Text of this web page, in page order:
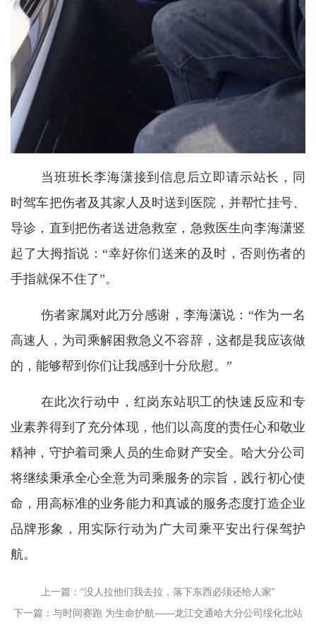
当班班长李海潇接到信息后立即请示站长，同
时驾车把伤者及其家人及时送到医院，并帮忙挂号、
导诊，直到把伤者送进急救室，急救医生向李海潇竖
起了大拇指说：“幸好你们送来的及时，否则伤者的
手指就保不住了”。
伤者家属对此万分感谢，李海潇说：“作为一名
高速人，为司乘解困救急义不容辞，这都是我应该做
的，能够帮到你们让我感到十分欣慰。”
在此次行动中，红岗东站职工的快速反应和专
业素养得到了充分体现，他们以高度的责任心和敬业
精神，守护着司乘人员的生命财产安全。哈大分公司
将继续秉承全心全意为司乘服务的宗旨，践行初心使
命，用高标准的业务能力和真诚的服务态度打造企业
品牌形象，用实际行动为广大司乘平安出行保驾护
航。
上一篇：“没人拉他们我去拉，落下东西必须还给人家”
下一篇：与时间赛跑 为生命护航——龙江交通哈大分公司绥化北站